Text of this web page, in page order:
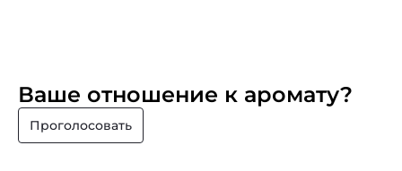
Ваше отношение к аромату?
Проголосовать